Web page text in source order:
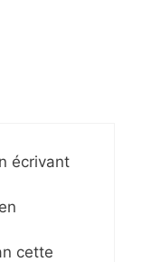
écrivant
cette